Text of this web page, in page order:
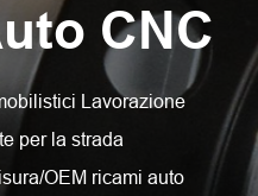
CNC
Lavorazione
per la strada
OEM ricami auto